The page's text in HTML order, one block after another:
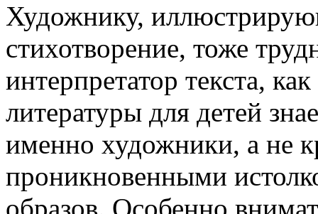
Художнику,
стихотворение, тоже
интерпретатор текста,
литературы для детей
именно художники, а не
проникновенными